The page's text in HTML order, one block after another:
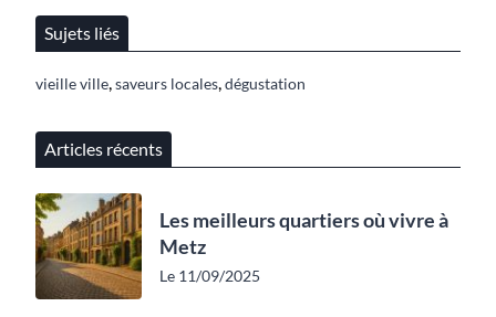
Sujets liés
vieille ville saveurs locales dégustation
Articles récents
Les meilleurs quartiers où vivre à
Metz
Le 11/09/2025